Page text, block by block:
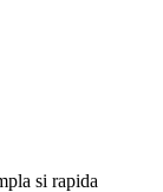
si rapida